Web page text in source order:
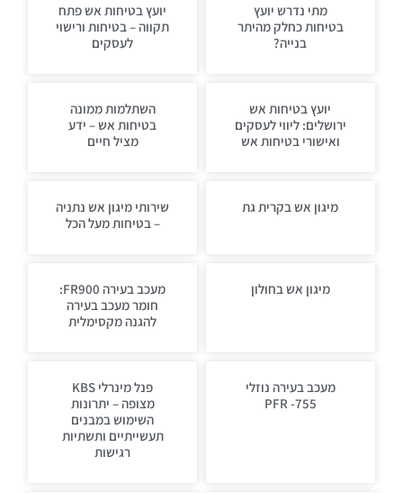
מתי נדרש יועץ
בטיחות כחלק מהיתר
בנייה?
יועץ בטיחות אש פתח
תקווה – בטיחות ורישוי
לעסקים
יועץ בטיחות אש
ירושלים: ליווי לעסקים
ואישורי בטיחות אש
השתלמות ממונה
בטיחות אש – ידע
מציל חיים
מיגון אש בקרית גת
שירותי מיגון אש נתניה
– בטיחות מעל הכל
מיגון אש בחולון
מעכב בעירה FR900:
חומר מעכב בעירה
להגנה מקסימלית
מעכב בעירה נוזלי
PFR -755
פנל מינרלי KBS
מצופה – יתרונות
השימוש במבנים
תעשייתיים ותשתיות
רגישות